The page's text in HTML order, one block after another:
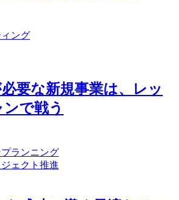
ング
要な新規事業は、レッ
ンで戦う
ランニング
ェクト推進